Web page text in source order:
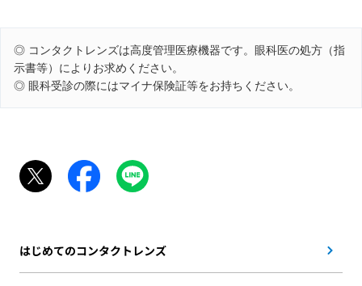
◎ コンタクトレンズは高度管理医療機器です。眼科医の処方（指
示書等）によりお求めください。
◎ 眼科受診の際にはマイナ保険証等をお持ちください。
はじめてのコンタクトレンズ